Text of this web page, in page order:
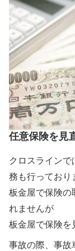
任意保険を見
クロスライン
務も行っており
板金屋で保険の
れませんが
板金屋で保険を
事故の際、事故